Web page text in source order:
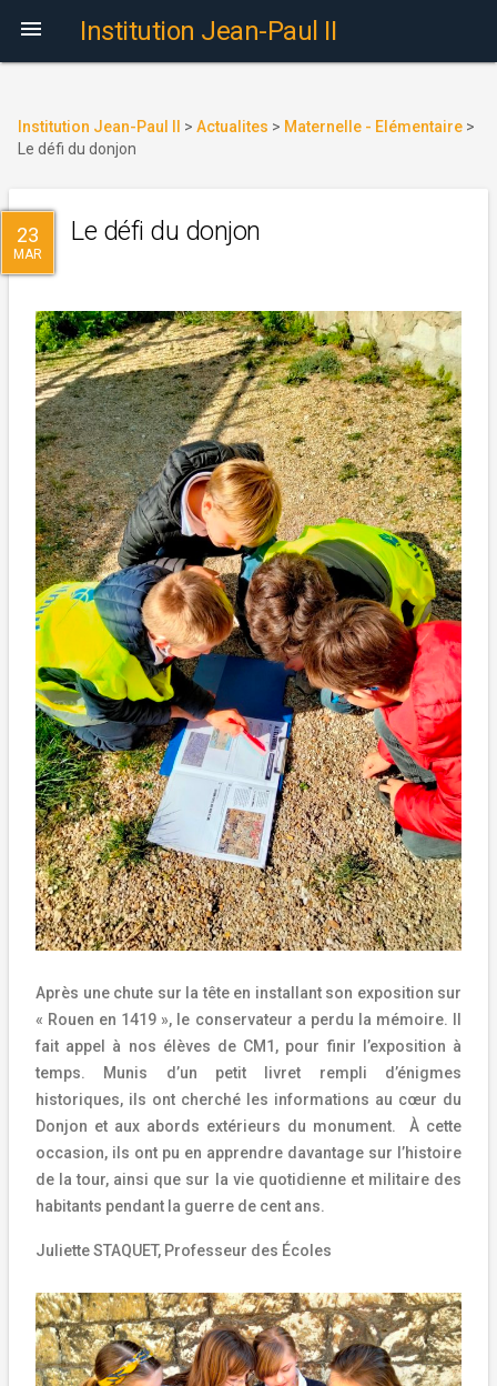
 Institution Jean-Paul II
Institution Jean-Paul II > Actualites > Maternelle - Elémentaire >
Le défi du donjon
23
MAR
Le défi du donjon
Après une chute sur la tête en installant son exposition sur
« Rouen en 1419 », le conservateur a perdu la mémoire. Il
fait appel à nos élèves de CM1, pour finir l’exposition à
temps. Munis d’un petit livret rempli d’énigmes
historiques, ils ont cherché les informations au cœur du
Donjon et aux abords extérieurs du monument. À cette
occasion, ils ont pu en apprendre davantage sur l’histoire
de la tour, ainsi que sur la vie quotidienne et militaire des
habitants pendant la guerre de cent ans.
Juliette STAQUET, Professeur des Écoles